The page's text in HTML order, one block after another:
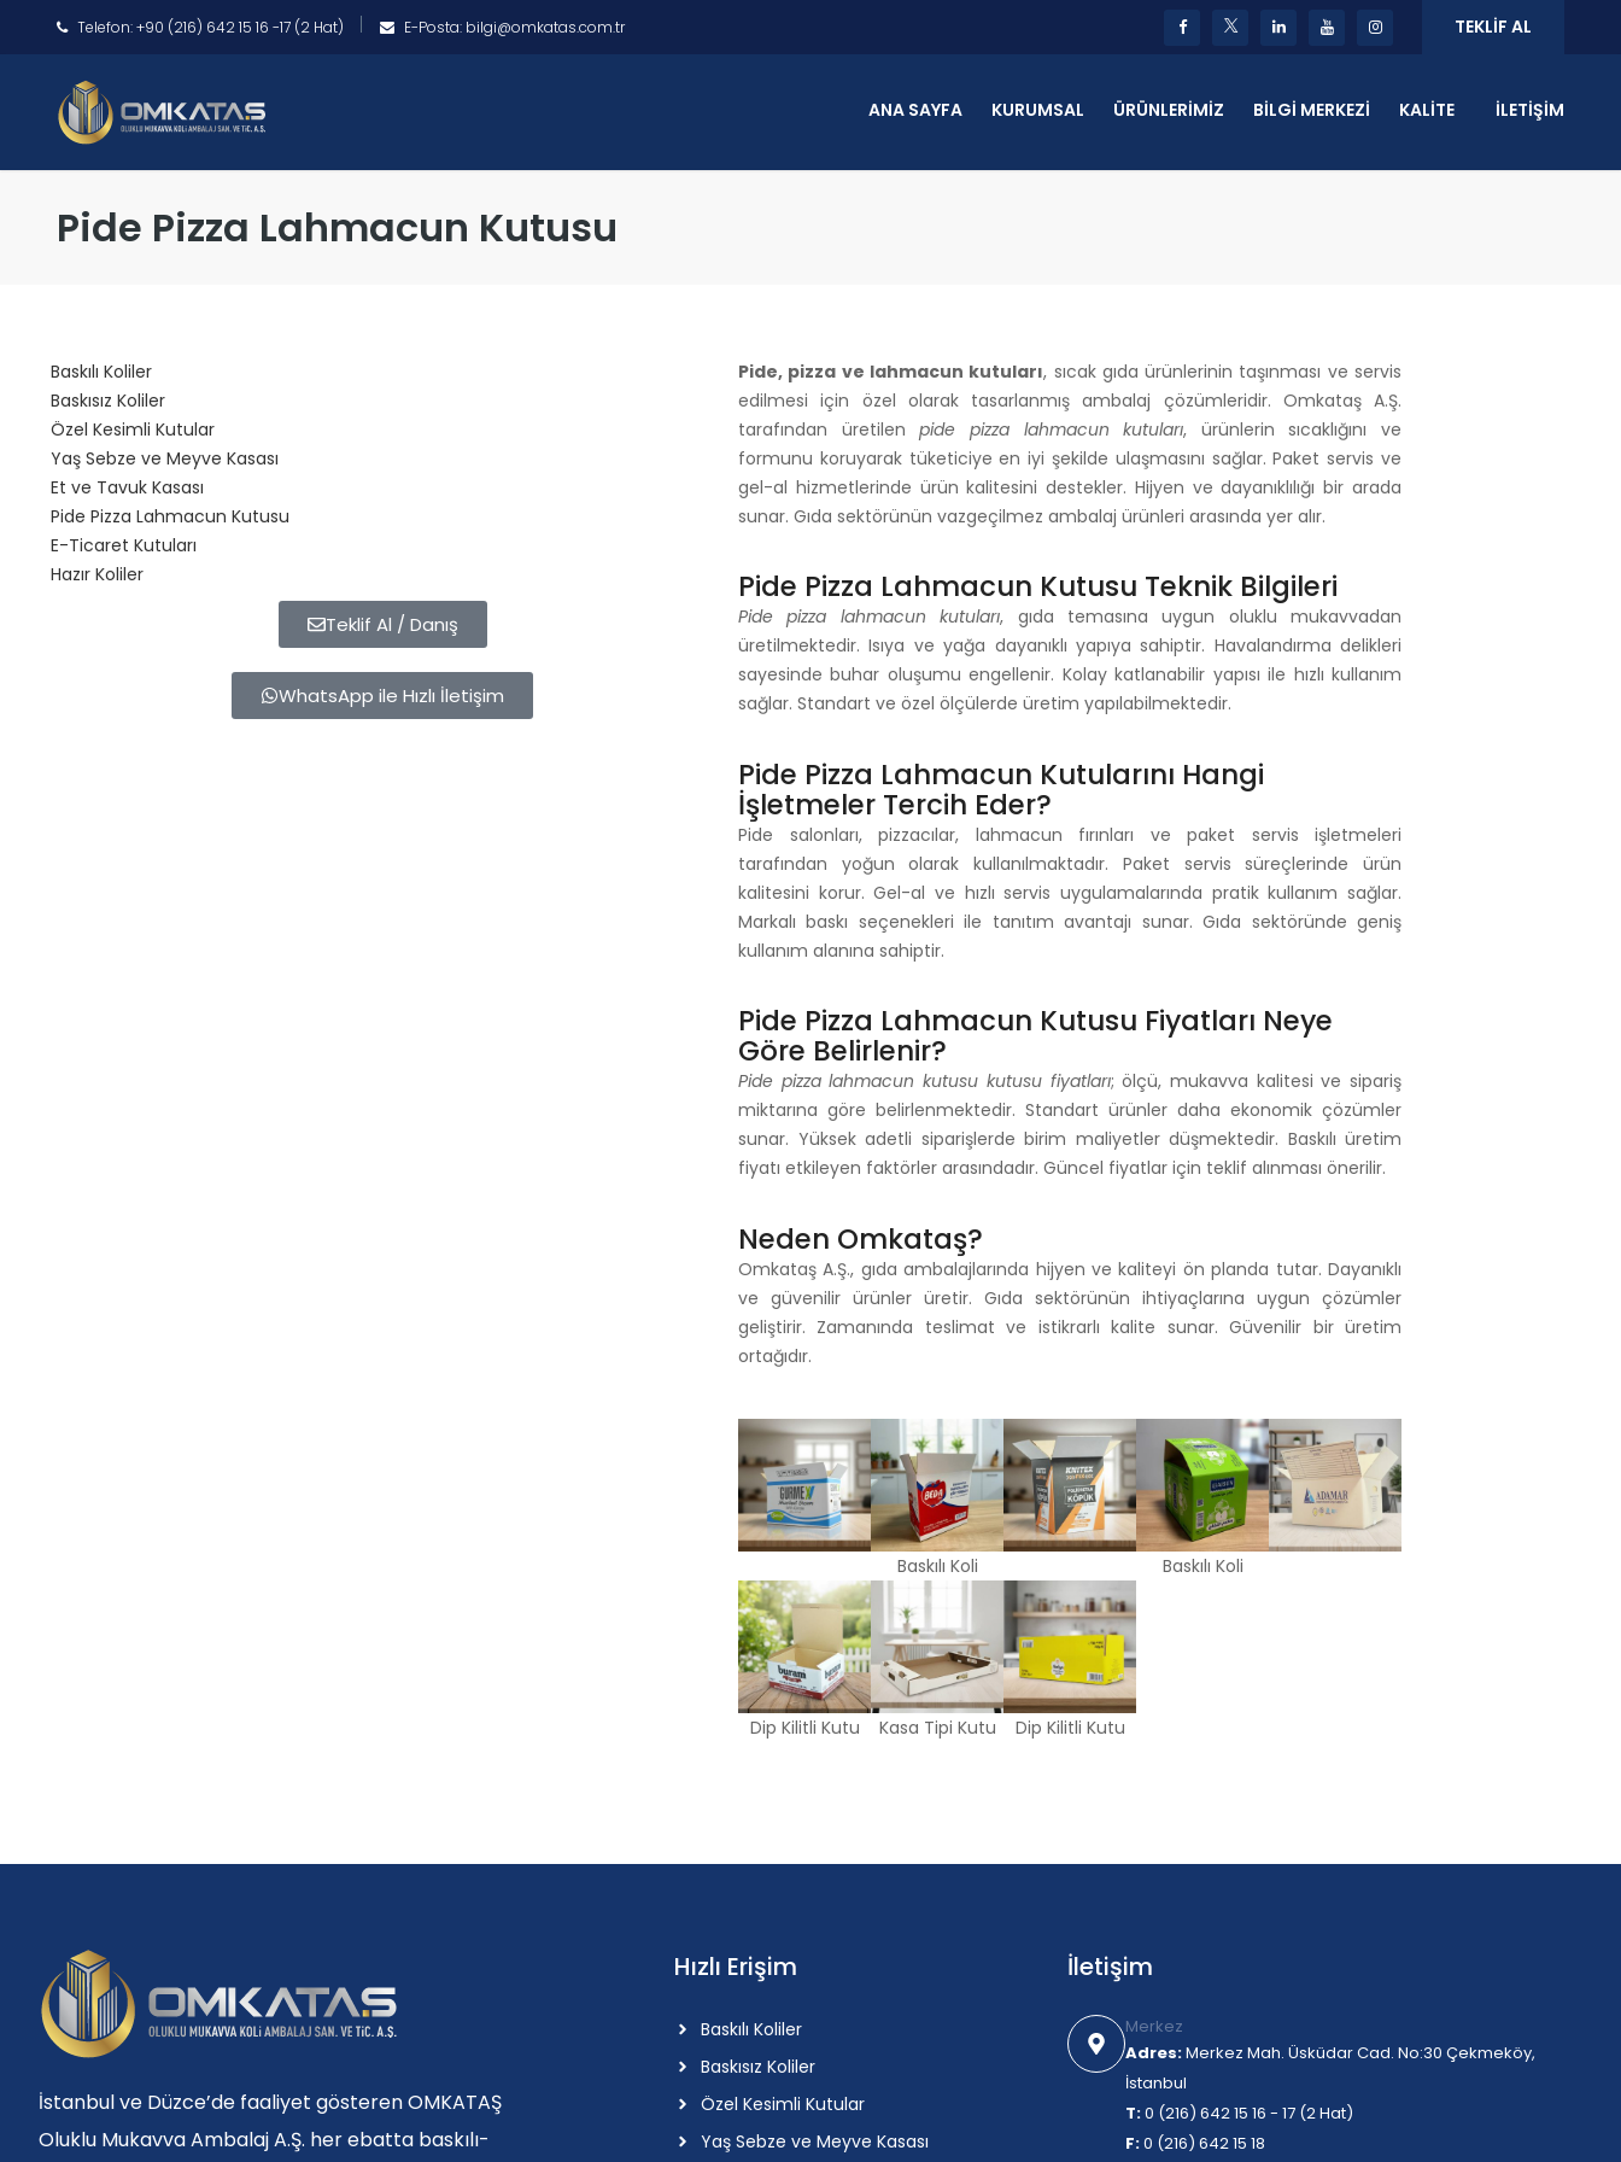
Telefon: +90 (216) 642 15 16 -17 (2 Hat) E-Posta: bilgi@omkatas.com.tr TEKLIF AL
ANA SAYFA KURUMSAL ÜRÜNLERİMİZ BİLGİ MERKEZİ KALİTE İLETİŞİM
Pide Pizza Lahmacun Kutusu
Baskılı Koliler
Baskısız Koliler
Özel Kesimli Kutular
Yaş Sebze ve Meyve Kasası
Et ve Tavuk Kasası
Pide Pizza Lahmacun Kutusu
E-Ticaret Kutuları
Hazır Koliler
Teklif Al / Danış
WhatsApp ile Hızlı İletişim
Pide, pizza ve lahmacun kutuları, sıcak gıda ürünlerinin taşınması ve servis
edilmesi için özel olarak tasarlanmış ambalaj çözümleridir. Omkataş A.Ş.
tarafından üretilenpide pizza lahmacun kutuları, ürünlerin sıcaklığını ve
formunu koruyarak tüketiciye en iyi şekilde ulaşmasını sağlar. Paket servis ve
gel-al hizmetlerinde ürün kalitesini destekler. Hijyen ve dayanıklılığı bir arada
sunar. Gıda sektörünün vazgeçilmez ambalaj ürünleri arasında yer alır.
Pide Pizza Lahmacun Kutusu Teknik Bilgileri
Pide pizza lahmacun kutuları, gıda temasına uygun oluklu mukavvadan
üretilmektedir. Isıya ve yağa dayanıklı yapıya sahiptir. Havalandırma delikleri
sayesinde buhar oluşumu engellenir. Kolay katlanabilir yapısı ile hızlı kullanım
sağlar. Standart ve özel ölçülerde üretim yapılabilmektedir.
Pide Pizza Lahmacun Kutularını Hangi
İşletmeler Tercih Eder?
Pide salonları, pizzacılar, lahmacun fırınları ve paket servis işletmeleri
tarafından yoğun olarak kullanılmaktadır. Paket servis süreçlerinde ürün
kalitesini korur. Gel-al ve hızlı servis uygulamalarında pratik kullanım sağlar.
Markalı baskı seçenekleri ile tanıtım avantajı sunar. Gıda sektöründe geniş
kullanım alanına sahiptir.
Pide Pizza Lahmacun Kutusu Fiyatları Neye
Göre Belirlenir?
Pide pizza lahmacun kutusu kutusu fiyatları; ölçü, mukavva kalitesi ve sipariş
miktarına göre belirlenmektedir. Standart ürünler daha ekonomik çözümler
sunar. Yüksek adetli siparişlerde birim maliyetler düşmektedir. Baskılı üretim
fiyatı etkileyen faktörler arasındadır. Güncel fiyatlar için teklif alınması önerilir.
Neden Omkataş?
Omkataş A.Ş., gıda ambalajlarında hijyen ve kaliteyi ön planda tutar. Dayanıklı
ve güvenilir ürünler üretir. Gıda sektörünün ihtiyaçlarına uygun çözümler
geliştirir. Zamanında teslimat ve istikrarlı kalite sunar. Güvenilir bir üretim
ortağıdır.
Baskılı Koli Baskılı Koli
Dip Kilitli Kutu Kasa Tipi Kutu Dip Kilitli Kutu
İstanbul ve Düzce’de faaliyet gösteren OMKATAŞ
Oluklu Mukavva Ambalaj A.Ş. her ebatta baskılı-
Hızlı Erişim
Baskılı Koliler
Baskısız Koliler
Özel Kesimli Kutular
Yaş Sebze ve Meyve Kasası
İletişim
Merkez
Adres:Merkez Mah. Üsküdar Cad. No:30 Çekmeköy,
İstanbul
T:0 (216) 642 15 16 - 17 (2 Hat)
F:0 (216) 642 15 18